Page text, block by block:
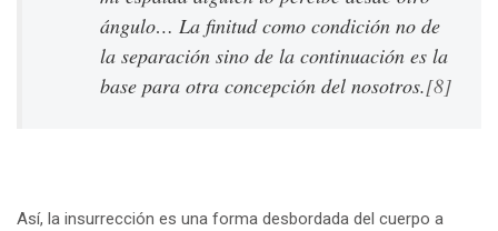
ángulo… La finitud como condición no de
la separación sino de la continuación es la
base para otra concepción del nosotros.[8]
Así, la insurrección es una forma desbordada del cuerpo a